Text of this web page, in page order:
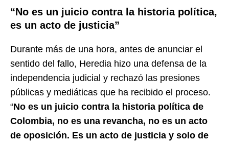
“No es un juicio contra la historia política,
es un acto de justicia”
Durante más de una hora, antes de anunciar el
sentido del fallo, Heredia hizo una defensa de la
independencia judicial y rechazó las presiones
públicas y mediáticas que ha recibido el proceso.
“No es un juicio contra la historia política de
Colombia, no es una revancha, no es un acto
de oposición. Es un acto de justicia y solo de